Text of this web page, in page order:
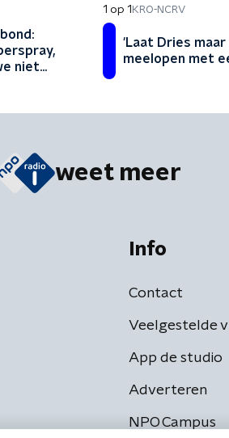
niet
1 op 1 KRO-NCRV
'Laat Dries maar
meelopen met
weet meer
Info
Contact
Veelgestelde
App de studio
Adverteren
NPO Campus